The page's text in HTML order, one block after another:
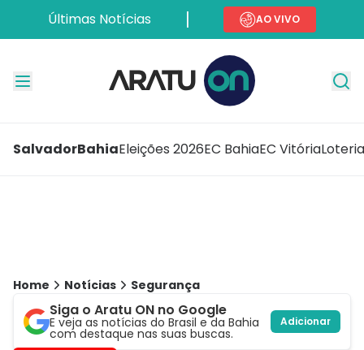
Últimas Notícias AO VIVO
SalvadorBahiaEleições 2026EC BahiaEC Vitória
Home Notícias Segurança
Siga o Aratu ON no Google
E veja as notícias do Brasil e da Bahia
com destaque nas suas buscas.
Adicionar